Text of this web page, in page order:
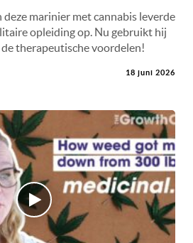
deze marinier met cannabis leverde
opleiding op. Nu gebruikt hij
therapeutische voordelen!
18 juni 2026